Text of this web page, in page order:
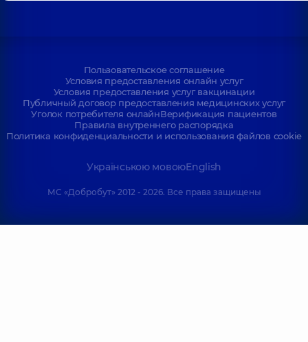
Пользовательское соглашение
Условия предоставления онлайн услуг
Условия предоставления услуг вакцинации
Публичный договор предоставления медицинских услуг
Уголок потребителя онлайнВерификация пациентов
Правила внутреннего распорядка
Политика конфиденциальности и использования файлов cookie
Українською мовоюEnglish
МС «Добробут» 2012 - 2026. Все права защищены